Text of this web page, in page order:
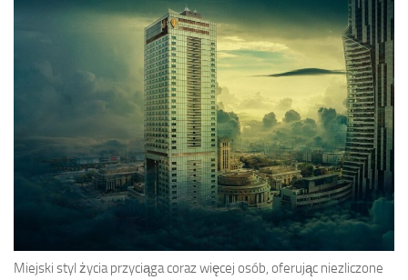
Miejski styl życia przyciąga coraz więcej osób, oferując niezliczone